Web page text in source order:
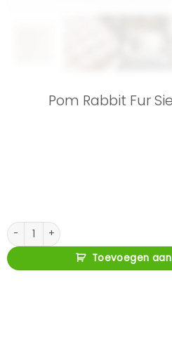
Pom Rabbit Fur
Pom Rabbit Fur Sierkussen
Toevoegen